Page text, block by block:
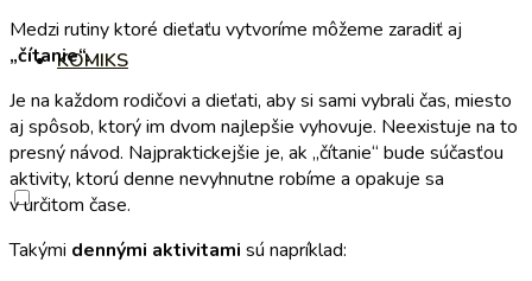
KOMIKS
Medzi rutiny ktoré dieťaťu vytvoríme môžeme zaradiť aj
„čítanie“.
Je na každom rodičovi a dieťati, aby si sami vybrali čas, miesto
aj spôsob, ktorý im dvom najlepšie vyhovuje. Neexistuje na to
presný návod. Najpraktickejšie je, ak „čítanie“ bude súčasťou
aktivity, ktorú denne nevyhnutne robíme a opakuje sa
v určitom čase.
Takými dennými aktivitami sú napríklad: